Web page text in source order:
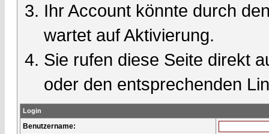
Ihr Account könnte durch
wartet auf Aktivierung.
Sie rufen diese Seite direkt
oder den entsprechenden
Login
Benutzername: